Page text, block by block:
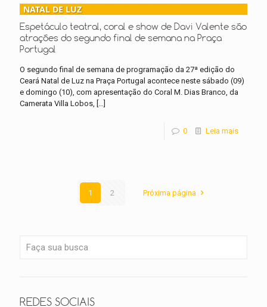
NATAL DE LUZ
Espetáculo teatral, coral e show de Davi Valente são
atrações do segundo final de semana na Praça
Portugal
O segundo final de semana de programação da 27ª edição do
Ceará Natal de Luz na Praça Portugal acontece neste sábado (09)
e domingo (10), com apresentação do Coral M. Dias Branco, da
Camerata Villa Lobos, […]
0 Leia mais
1 2 Próxima página
REDES SOCIAIS